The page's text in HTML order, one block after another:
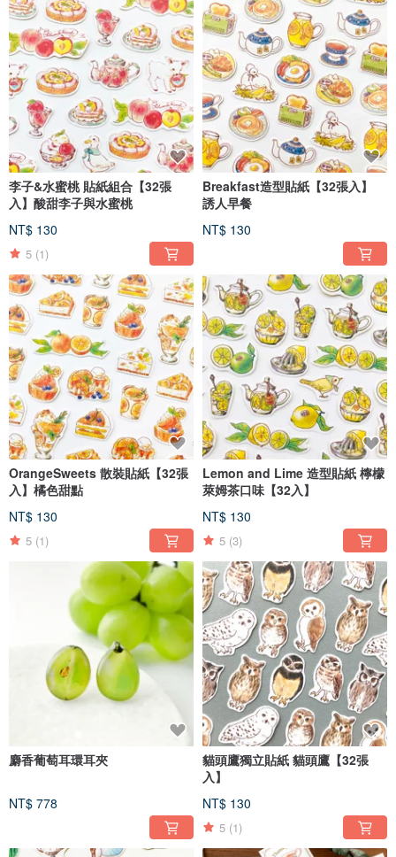
李子&水蜜桃 貼紙組合【32張
入】酸甜李子與水蜜桃
NT$ 130
5 (1)
Breakfast造型貼紙【32張入】
誘人早餐
NT$ 130
OrangeSweets 散裝貼紙【32張
入】橘色甜點
NT$ 130
5 (1)
Lemon and Lime 造型貼紙 檸檬
萊姆茶口味【32入】
NT$ 130
5 (3)
麝香葡萄耳環耳夾
NT$ 778
貓頭鷹獨立貼紙 貓頭鷹【32張
入】
NT$ 130
5 (1)